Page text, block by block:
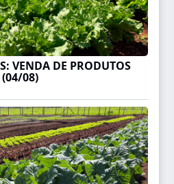
VENDA DE PRODUTOS
(04/08)